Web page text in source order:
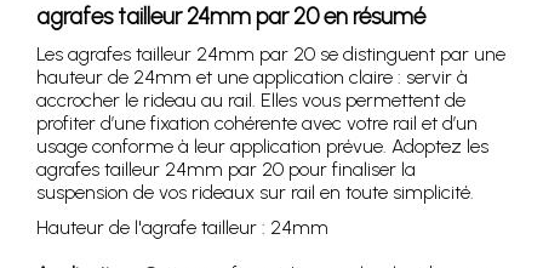
agrafes tailleur 24mm par 20 en résumé
Les agrafes tailleur 24mm par 20 se distinguent par une
hauteur de 24mm et une application claire : servir à
accrocher le rideau au rail. Elles vous permettent de
profiter d’une fixation cohérente avec votre rail et d’un
usage conforme à leur application prévue. Adoptez les
agrafes tailleur 24mm par 20 pour finaliser la
suspension de vos rideaux sur rail en toute simplicité.
Hauteur de l'agrafe tailleur : 24mm